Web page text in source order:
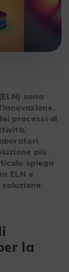
sono
processi di
più
spiega
ELN e
la